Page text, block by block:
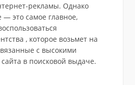
рекламы. Однако
это самое главное,
, которое возьмет на
с высокими
в поисковой выдаче.